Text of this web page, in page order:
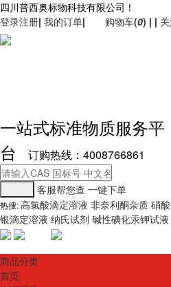
四川普西奥标物科技有限公司！
登录注册| 我的订单| 购物车(0) | |
一站式标准物质服务平
台
订购热线：4008766861
客服帮您查 一键下单
热搜:高氯酸滴定溶液 非奈利酮杂质 硝酸
银滴定溶液 纳氏试剂 碱性碘化汞钾试液
商品分类
首页